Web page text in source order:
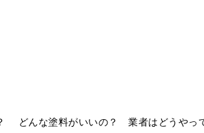
どんな塗料がいいの？ 業者はどうやっ